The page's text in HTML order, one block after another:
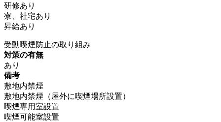
研修あり
寮、社宅あり
昇給あり
受動喫煙防止の取り組み
対策の有無
あり
備考
敷地内禁煙
敷地内禁煙（屋外に喫煙場所設置）
喫煙専用室設置
喫煙可能室設置